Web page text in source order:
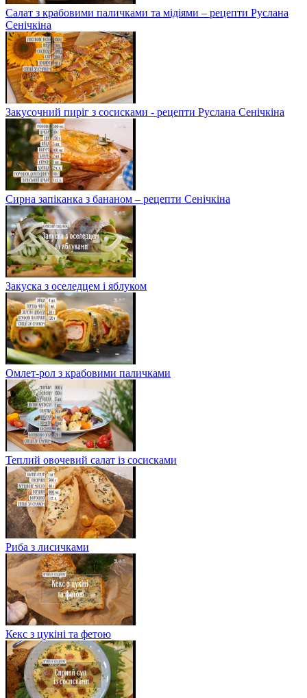
Салат з крабовими паличками та мідіями – рецепти Руслана
Сенічкіна
Закусочний пиріг з сосисками - рецепти Руслана Сенічкіна
Сирна запіканка з бананом – рецепти Сенічкіна
Закуска з оселедцем і яблуком
Омлет-рол з крабовими паличками
Теплий овочевий салат із сосисками
Риба з лисичками
Кекс з цукіні та фетою